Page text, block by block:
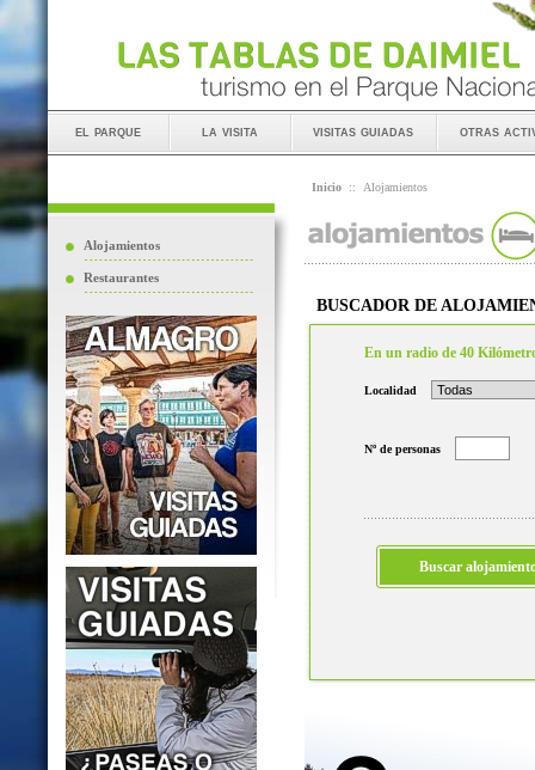
el parque la visita visitas guiadas otras
Alojamientos
Restaurantes
Inicio :: Alojamientos
BUSCADOR DE
En un radio de 40
Localidad
Nº de personas